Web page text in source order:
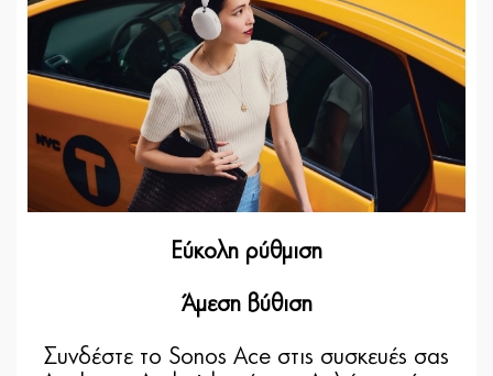
Εύκολη ρύθμιση
Άμεση βύθιση
Συνδέστε το Sonos Ace στις συσκευές σας